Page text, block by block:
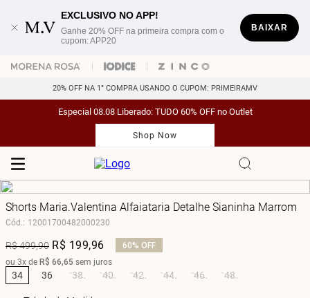
EXCLUSIVO NO APP!
Ganhe 20% OFF na primeira compra com o
cupom: APP20
BAIXAR
20% OFF NA 1° COMPRA USANDO O CUPOM: PRIMEIRAMV
Especial 08.08 Liberado: TUDO 60% OFF no Outlet
Shop Now
Shorts Maria.Valentina Alfaiataria Detalhe Sianinha Marrom
Cód.: 12001700482000230
R$499,90 R$ 199,96 60% OFF
ou 3x de R$ 66,65 sem juros
34 36 38 40 42 44 46 48